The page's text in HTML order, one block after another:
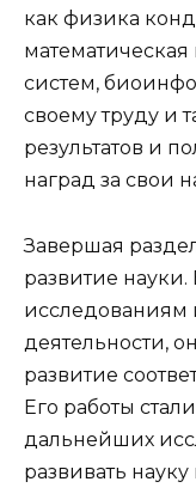
как физика
систем,
своему труду и
результатов и
наград за свои
Завершая
развитие
исследованиям
деятельности,
развитие
Его работы
дальнейших
развивать науку